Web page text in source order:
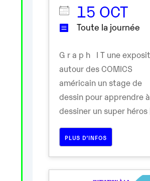
15 OCT
Toute la journée
G r a p h I T une
autour des COMICS
américain un stage de
dessin pour apprendre à
dessiner un super héros
PLUS D’INFOS